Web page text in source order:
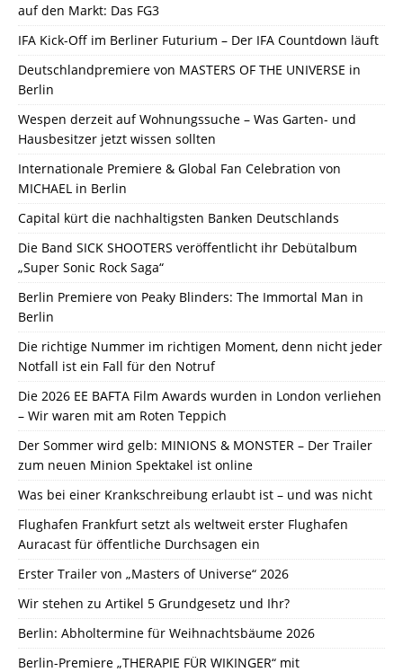
auf den Markt: Das FG3
IFA Kick-Off im Berliner Futurium – Der IFA Countdown läuft
Deutschlandpremiere von MASTERS OF THE UNIVERSE in
Berlin
Wespen derzeit auf Wohnungssuche – Was Garten- und
Hausbesitzer jetzt wissen sollten
Internationale Premiere & Global Fan Celebration von
MICHAEL in Berlin
Capital kürt die nachhaltigsten Banken Deutschlands
Die Band SICK SHOOTERS veröffentlicht ihr Debütalbum
„Super Sonic Rock Saga“
Berlin Premiere von Peaky Blinders: The Immortal Man in
Berlin
Die richtige Nummer im richtigen Moment, denn nicht jeder
Notfall ist ein Fall für den Notruf
Die 2026 EE BAFTA Film Awards wurden in London verliehen
– Wir waren mit am Roten Teppich
Der Sommer wird gelb: MINIONS & MONSTER – Der Trailer
zum neuen Minion Spektakel ist online
Was bei einer Krankschreibung erlaubt ist – und was nicht
Flughafen Frankfurt setzt als weltweit erster Flughafen
Auracast für öffentliche Durchsagen ein
Erster Trailer von „Masters of Universe“ 2026
Wir stehen zu Artikel 5 Grundgesetz und Ihr?
Berlin: Abholtermine für Weihnachtsbäume 2026
Berlin-Premiere „THERAPIE FÜR WIKINGER“ mit